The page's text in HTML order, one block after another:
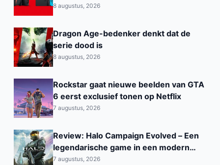
buurt van de PS2
8 augustus, 2026
Dragon Age-bedenker denkt dat de
serie dood is
8 augustus, 2026
Rockstar gaat nieuwe beelden van GTA
6 eerst exclusief tonen op Netflix
7 augustus, 2026
Review: Halo Campaign Evolved – Een
legendarische game in een modern
jasje
7 augustus, 2026